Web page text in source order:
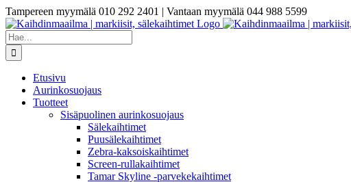
Skip
to
content
Tampereen myymälä 010 292 2401 | Vantaan myymälä 044 988 5599
Etsi
...
Etusivu
Aurinkosuojaus
Tuotteet
Sisäpuolinen aurinkosuojaus
Sälekaihtimet
Puusälekaihtimet
Zebra-kaksoiskaihtimet
Screen-rullakaihtimet
Tamar Skyline -parvekekaihtimet